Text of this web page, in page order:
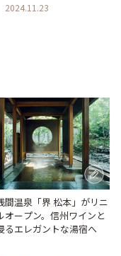
2024.11.23
間温泉「界 松本」がリニ
オープン。信州ワインと
るエレガントな湯宿へ